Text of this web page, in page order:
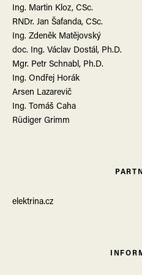
Ing. Martin Kloz, CSc.
RNDr. Jan Šafanda, CSc.
Ing. Zdeněk Matějovský
doc. Ing. Václav Dostál, Ph.D.
Mgr. Petr Schnabl, Ph.D.
Ing. Ondřej Horák
Arsen Lazarevič
Ing. Tomáš Caha
Rüdiger Grimm
elektrina.cz